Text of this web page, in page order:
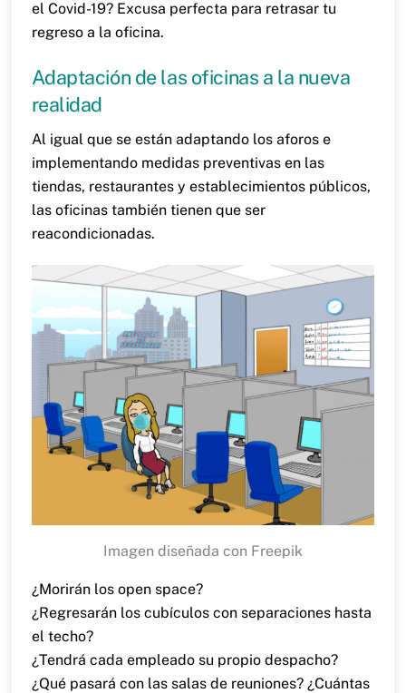
el Covid-19? Excusa perfecta para retrasar tu
regreso a la oficina.
Adaptación de las oficinas a la nueva
realidad
Al igual que se están adaptando los aforos e
implementando medidas preventivas en las
tiendas, restaurantes y establecimientos públicos,
las oficinas también tienen que ser
reacondicionadas.
Imagen diseñada con Freepik
¿Morirán los open space?
¿Regresarán los cubículos con separaciones hasta
el techo?
¿Tendrá cada empleado su propio despacho?
¿Qué pasará con las salas de reuniones? ¿Cuántas